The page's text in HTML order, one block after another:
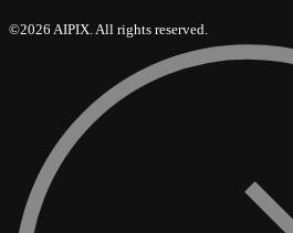
©2026 AIPIX. All rights reserved.